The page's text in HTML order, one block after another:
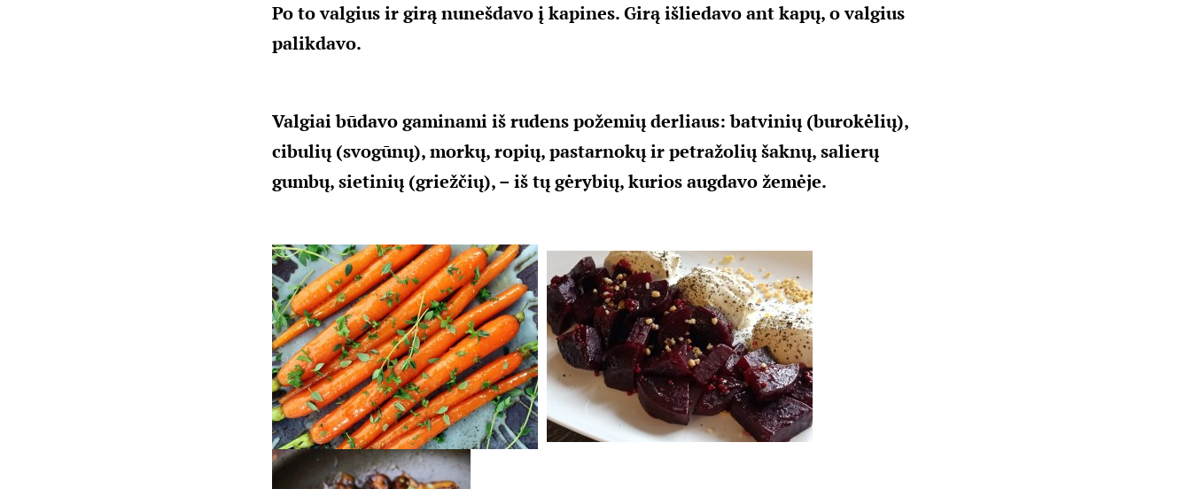
Po to valgius ir girą nunešdavo į kapines. Girą išliedavo ant kapų, o valgius
palikdavo.
Valgiai būdavo gaminami iš rudens požemių derliaus: batvinių (burokėlių),
cibulių (svogūnų), morkų, ropių, pastarnokų ir petražolių šaknų, salierų
gumbų, sietinių (griežčių), – iš tų gėrybių, kurios augdavo žemėje.